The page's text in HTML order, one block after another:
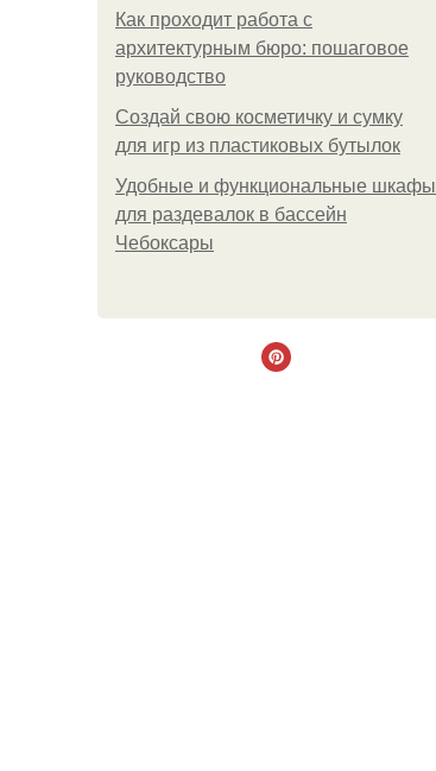
Как проходит работа с
архитектурным бюро: пошаговое
руководство
Создай свою косметичку и сумку
для игр из пластиковых бутылок
Удобные и функциональные шкафы
для раздевалок в бассейн
Чебоксары